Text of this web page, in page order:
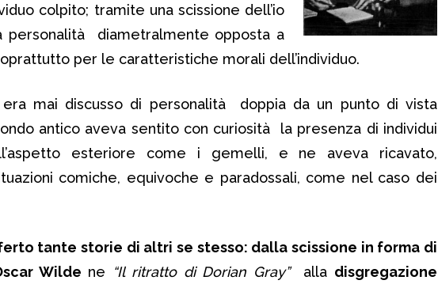
colpito; tramite una scissione dell’io
personalità diametralmente opposta a
per le caratteristiche morali dell’individuo.
era mai discusso di personalità doppia da un punto di vista
antico aveva sentito con curiosità la presenza di individui
esteriore come i gemelli, e ne aveva ricavato,
comiche, equivoche e paradossali, come nel caso dei
tante storie di altri se stesso: dalla scissione in forma di
Wilde ne “Il ritratto di Dorian Gray”alla disgregazione